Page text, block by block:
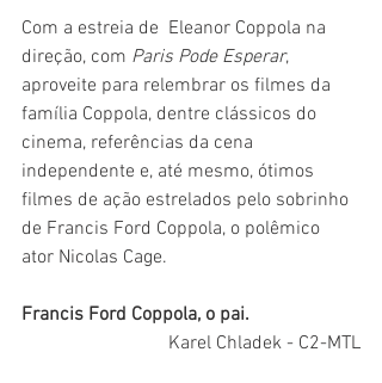
Com a estreia de  Eleanor Coppola na
direção, com Paris Pode Esperar,
aproveite para relembrar os filmes da
família Coppola, dentre clássicos do
cinema, referências da cena
independente e, até mesmo, ótimos
filmes de ação estrelados pelo sobrinho
de Francis Ford Coppola, o polêmico
ator Nicolas Cage.
Francis Ford Coppola, o pai.
Karel Chladek - C2-MTL